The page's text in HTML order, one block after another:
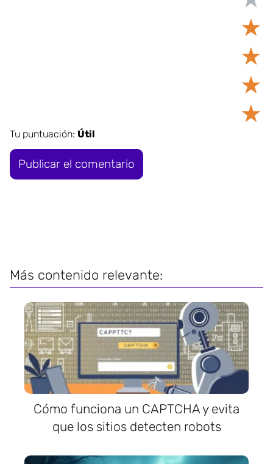
★
★
★
★
Tu puntuación: Útil
Más contenido relevante:
Cómo funciona un CAPTCHA y evita
que los sitios detecten robots